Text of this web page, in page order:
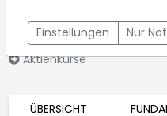
[WKN: A1JZ0Q | ISIN:
US6974351057]
Aktienkurse
ÜBERSICHT
Einstellungen Nur